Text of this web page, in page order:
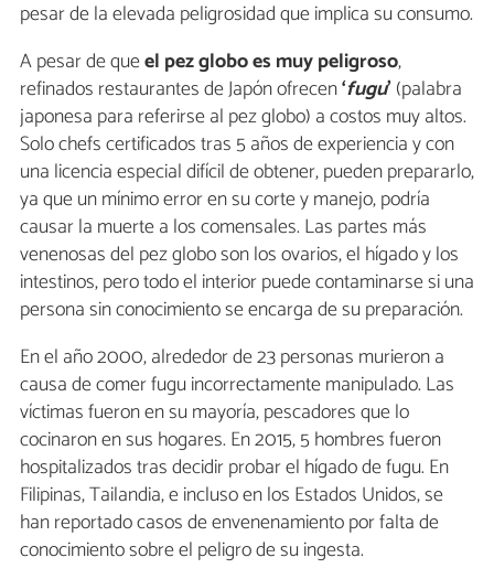
pesar de la elevada peligrosidad que implica su consumo.
A pesar de queel pez globo es muy peligroso,
refinados restaurantes de Japón ofrecen‘fugu’(palabra
japonesa para referirse al pez globo) a costos muy altos.
Solo chefs certificados tras 5 años de experiencia y con
una licencia especial difícil de obtener, pueden prepararlo,
ya que un mínimo error en su corte y manejo, podría
causar la muerte a los comensales. Las partes más
venenosas del pez globo son los ovarios, el hígado y los
intestinos, pero todo el interior puede contaminarse si una
persona sin conocimiento se encarga de su preparación.
En el año 2000, alrededor de 23 personas murieron a
causa de comer fugu incorrectamente manipulado. Las
víctimas fueron en su mayoría, pescadores que lo
cocinaron en sus hogares. En 2015, 5 hombres fueron
hospitalizados tras decidir probar el hígado de fugu. En
Filipinas, Tailandia, e incluso en los Estados Unidos, se
han reportado casos de envenenamiento por falta de
conocimiento sobre el peligro de su ingesta.